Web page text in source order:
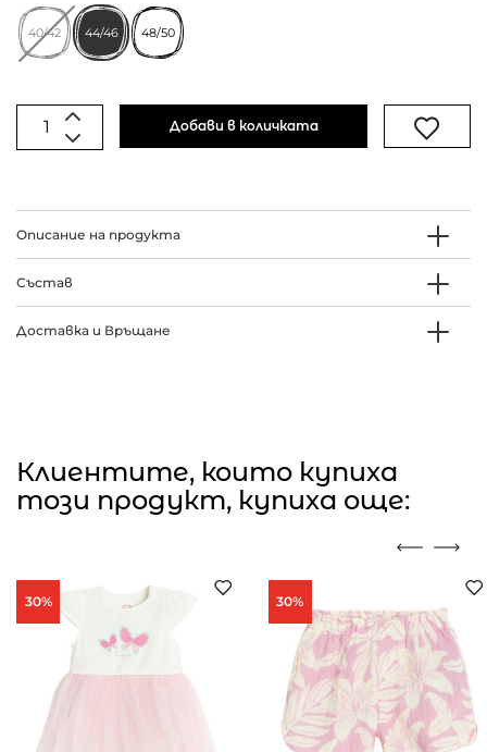
40/42 44/46 48/50
Добави в количката
Описание на продукта
Състав
Доставка и Връщане
Клиентите, които купиха
този продукт, купиха още:
30% 30%